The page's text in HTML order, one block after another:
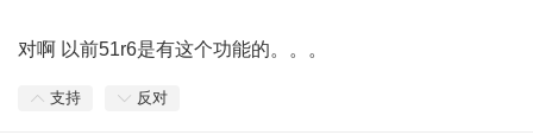
对啊 以前51r6是有这个功能的。。。
支持 反对